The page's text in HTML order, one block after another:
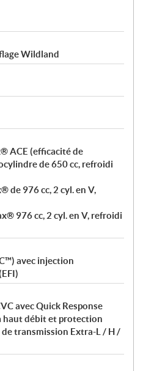
Wildland
ACE (efficacité de
de 650 cc, refroidi
de 976 cc, 2 cyl. en V,
976 cc, 2 cyl. en V, refroidi
avec injection
avec Quick Response
haut débit et protection
transmission Extra-L / H /